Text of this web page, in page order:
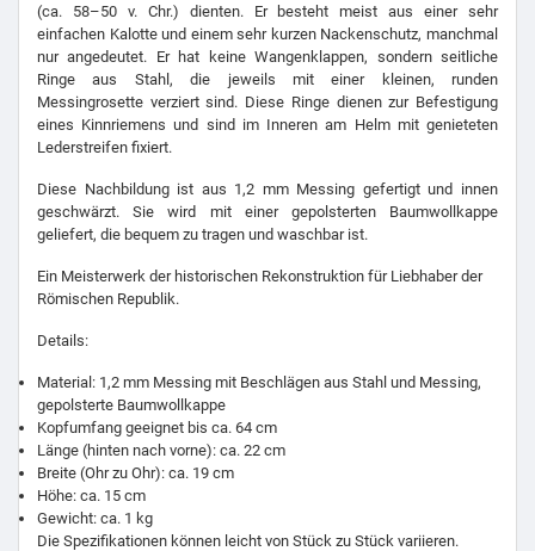
(ca. 58–50 v. Chr.) dienten. Er besteht meist aus einer sehr
einfachen Kalotte und einem sehr kurzen Nackenschutz, manchmal
nur angedeutet. Er hat keine Wangenklappen, sondern seitliche
Ringe aus Stahl, die jeweils mit einer kleinen, runden
Messingrosette verziert sind. Diese Ringe dienen zur Befestigung
eines Kinnriemens und sind im Inneren am Helm mit genieteten
Lederstreifen fixiert.
Diese Nachbildung ist aus 1,2 mm Messing gefertigt und innen
geschwärzt. Sie wird mit einer gepolsterten Baumwollkappe
geliefert, die bequem zu tragen und waschbar ist.
Ein Meisterwerk der historischen Rekonstruktion für Liebhaber der
Römischen Republik.
Details:
Material: 1,2 mm Messing mit Beschlägen aus Stahl und Messing,
gepolsterte Baumwollkappe
Kopfumfang geeignet bis ca. 64 cm
Länge (hinten nach vorne): ca. 22 cm
Breite (Ohr zu Ohr): ca. 19 cm
Höhe: ca. 15 cm
Gewicht: ca. 1 kg
Die Spezifikationen können leicht von Stück zu Stück variieren.